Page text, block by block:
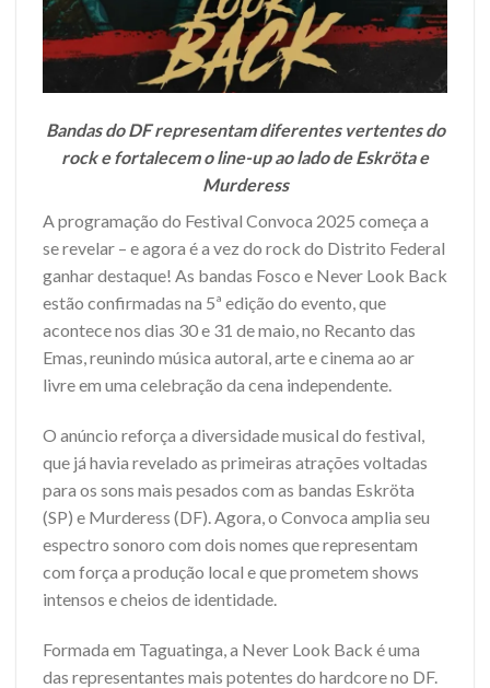
Bandas do DF representam diferentes vertentes do
rock e fortalecem o line-up ao lado de Eskröta e
Murderess
A programação do Festival Convoca 2025 começa a
se revelar – e agora é a vez do rock do Distrito Federal
ganhar destaque! As bandas Fosco e Never Look Back
estão confirmadas na 5ª edição do evento, que
acontece nos dias 30 e 31 de maio, no Recanto das
Emas, reunindo música autoral, arte e cinema ao ar
livre em uma celebração da cena independente.
O anúncio reforça a diversidade musical do festival,
que já havia revelado as primeiras atrações voltadas
para os sons mais pesados com as bandas Eskröta
(SP) e Murderess (DF). Agora, o Convoca amplia seu
espectro sonoro com dois nomes que representam
com força a produção local e que prometem shows
intensos e cheios de identidade.
Formada em Taguatinga, a Never Look Back é uma
das representantes mais potentes do hardcore no DF.